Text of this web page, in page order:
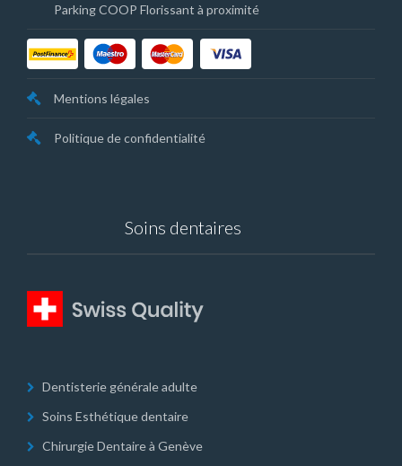
Parking COOP Florissant à proximité
Mentions légales
Politique de confidentialité
Soins dentaires
Dentisterie générale adulte
Soins Esthétique dentaire
Chirurgie Dentaire à Genève